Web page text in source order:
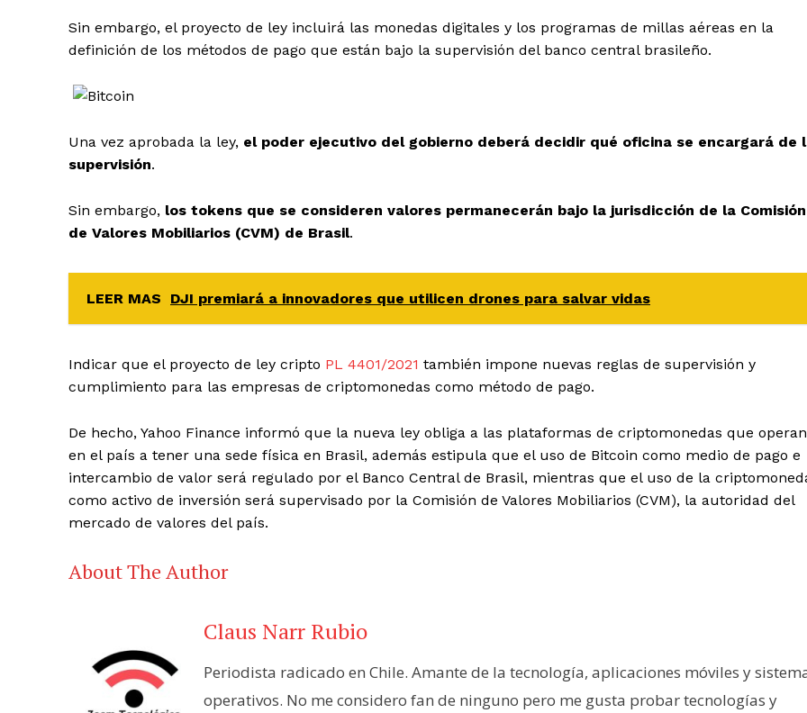
Sin embargo, el proyecto de ley incluirá las monedas digitales y los programas de millas aéreas en la
definición de los métodos de pago que están bajo la supervisión del banco central brasileño.
Una vez aprobada la ley, el poder ejecutivo del gobierno deberá decidir qué oficina se encargará de
supervisión.
Sin embargo, los tokens que se consideren valores permanecerán bajo la jurisdicción de la Comisión
de Valores Mobiliarios (CVM) de Brasil.
LEER MAS DJI premiará a innovadores que utilicen drones para salvar vidas
Indicar que el proyecto de ley cripto PL 4401/2021 también impone nuevas reglas de supervisión y
cumplimiento para las empresas de criptomonedas como método de pago.
De hecho, Yahoo Finance informó que la nueva ley obliga a las plataformas de criptomonedas que operan
en el país a tener una sede física en Brasil, además estipula que el uso de Bitcoin como medio de pago e
intercambio de valor será regulado por el Banco Central de Brasil, mientras que el uso de la
como activo de inversión será supervisado por la Comisión de Valores Mobiliarios (CVM), la autoridad del
mercado de valores del país.
About The Author
Claus Narr Rubio
Periodista radicado en Chile. Amante de la tecnología, aplicaciones móviles y
operativos. No me considero fan de ninguno pero me gusta probar tecnologías y